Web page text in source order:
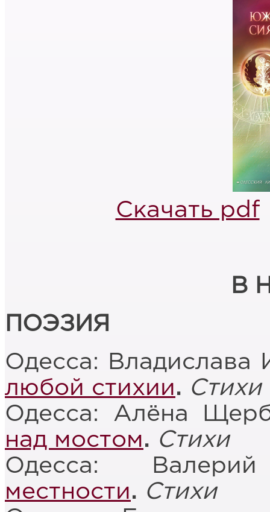
Скачать pdf
В
ПОЭЗИЯ
Одесса: Владислава
любой стихии. Стихи
Одесса: Алёна
над мостом. Стихи
Одесса:
местности. Стихи